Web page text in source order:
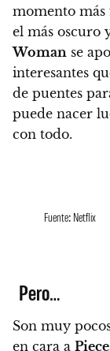
momento más
el más oscuro
Woman se
interesantes
de puentes
puede nacer
con todo.
Fuente: Netflix
Pero…
Son muy
en cara a